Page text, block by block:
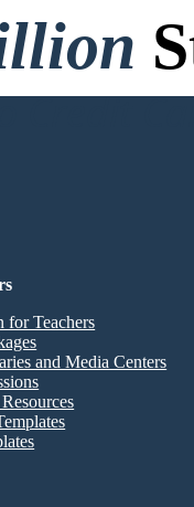
Credit
for Teachers
and Media Centers